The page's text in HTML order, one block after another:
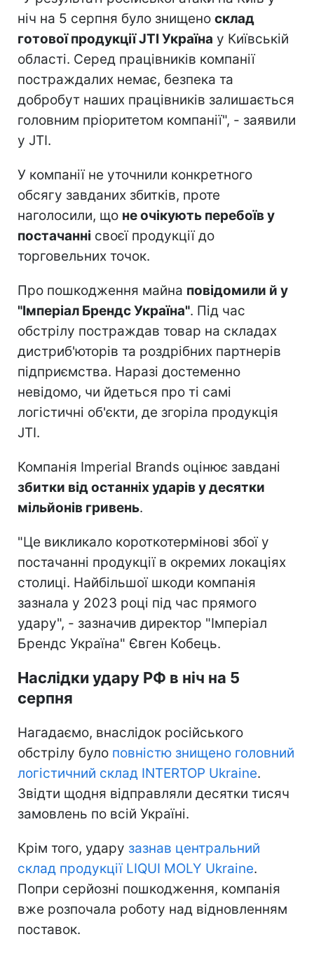
ніч на 5 серпня було знищено склад
готової продукції JTI Україна у Київській
області. Серед працівників компанії
постраждалих немає, безпека та
добробут наших працівників залишається
головним пріоритетом компанії", - заявили
у JTI.
У компанії не уточнили конкретного
обсягу завданих збитків, проте
наголосили, що не очікують перебоїв у
постачанні своєї продукції до
торговельних точок.
Про пошкодження майна повідомили й у
"Імперіал Брендс Україна". Під час
обстрілу постраждав товар на складах
дистриб'юторів та роздрібних партнерів
підприємства. Наразі достеменно
невідомо, чи йдеться про ті самі
логістичні об'єкти, де згоріла продукція
JTI.
Компанія Imperial Brands оцінює завдані
збитки від останніх ударів у десятки
мільйонів гривень.
"Це викликало короткотермінові збої у
постачанні продукції в окремих локаціях
столиці. Найбільшої шкоди компанія
зазнала у 2023 році під час прямого
удару", - зазначив директор "Імперіал
Брендс Україна" Євген Кобець.
Наслідки удару РФ в ніч на 5
серпня
Нагадаємо, внаслідок російського
обстрілу було повністю знищено головний
логістичний склад INTERTOP Ukraine.
Звідти щодня відправляли десятки тисяч
замовлень по всій Україні.
Крім того, удару зазнав центральний
склад продукції LIQUI MOLY Ukraine.
Попри серйозні пошкодження, компанія
вже розпочала роботу над відновленням
поставок.